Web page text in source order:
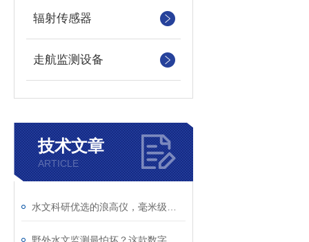
辐射传感器
走航监测设备
技术文章
ARTICLE